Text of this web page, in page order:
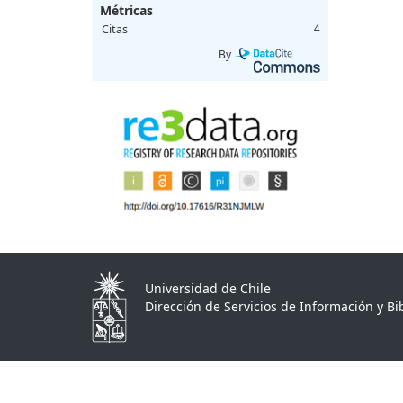
Métricas
Citas 4
By
Universidad de Chile
Dirección de Servicios de Información y